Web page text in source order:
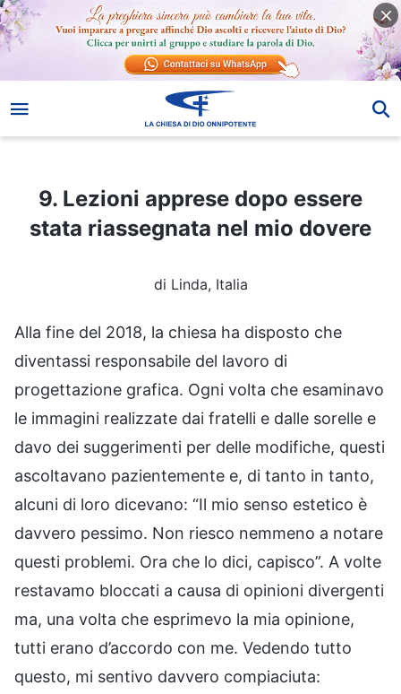
9. Lezioni apprese dopo essere
stata riassegnata nel mio dovere
di Linda, Italia
Alla fine del 2018, la chiesa ha disposto che
diventassi responsabile del lavoro di
progettazione grafica. Ogni volta che esaminavo
le immagini realizzate dai fratelli e dalle sorelle e
davo dei suggerimenti per delle modifiche, questi
ascoltavano pazientemente e, di tanto in tanto,
alcuni di loro dicevano: “Il mio senso estetico è
davvero pessimo. Non riesco nemmeno a notare
questi problemi. Ora che lo dici, capisco”. A volte
restavamo bloccati a causa di opinioni divergenti
ma, una volta che esprimevo la mia opinione,
tutti erano d’accordo con me. Vedendo tutto
questo, mi sentivo davvero compiaciuta: